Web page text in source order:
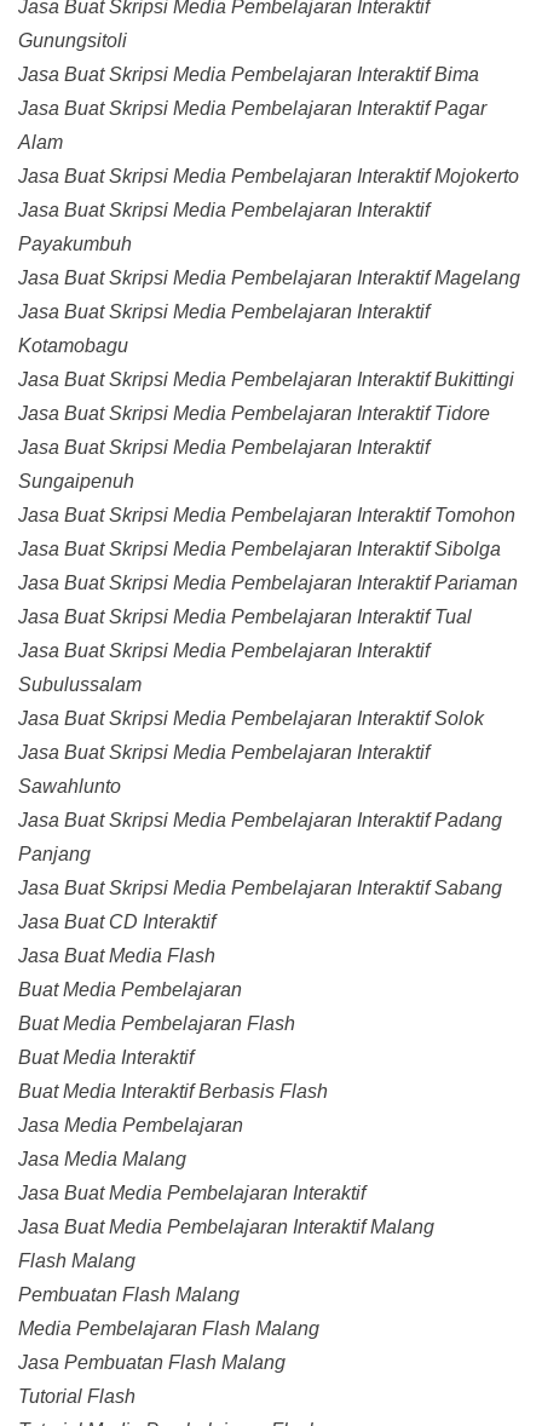
Jasa Buat Skripsi Media Pembelajaran Interaktif
Gunungsitoli
Jasa Buat Skripsi Media Pembelajaran Interaktif Bima
Jasa Buat Skripsi Media Pembelajaran Interaktif Pagar
Alam
Jasa Buat Skripsi Media Pembelajaran Interaktif Mojokerto
Jasa Buat Skripsi Media Pembelajaran Interaktif
Payakumbuh
Jasa Buat Skripsi Media Pembelajaran Interaktif Magelang
Jasa Buat Skripsi Media Pembelajaran Interaktif
Kotamobagu
Jasa Buat Skripsi Media Pembelajaran Interaktif Bukittingi
Jasa Buat Skripsi Media Pembelajaran Interaktif Tidore
Jasa Buat Skripsi Media Pembelajaran Interaktif
Sungaipenuh
Jasa Buat Skripsi Media Pembelajaran Interaktif Tomohon
Jasa Buat Skripsi Media Pembelajaran Interaktif Sibolga
Jasa Buat Skripsi Media Pembelajaran Interaktif Pariaman
Jasa Buat Skripsi Media Pembelajaran Interaktif Tual
Jasa Buat Skripsi Media Pembelajaran Interaktif
Subulussalam
Jasa Buat Skripsi Media Pembelajaran Interaktif Solok
Jasa Buat Skripsi Media Pembelajaran Interaktif
Sawahlunto
Jasa Buat Skripsi Media Pembelajaran Interaktif Padang
Panjang
Jasa Buat Skripsi Media Pembelajaran Interaktif Sabang
Jasa Buat CD Interaktif
Jasa Buat Media Flash
Buat Media Pembelajaran
Buat Media Pembelajaran Flash
Buat Media Interaktif
Buat Media Interaktif Berbasis Flash
Jasa Media Pembelajaran
Jasa Media Malang
Jasa Buat Media Pembelajaran Interaktif
Jasa Buat Media Pembelajaran Interaktif Malang
Flash Malang
Pembuatan Flash Malang
Media Pembelajaran Flash Malang
Jasa Pembuatan Flash Malang
Tutorial Flash